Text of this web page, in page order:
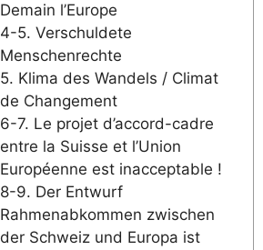
Demain l’Europe
4-5. Verschuldete
Menschenrechte
5. Klima des Wandels / Climat
de Changement
6-7. Le projet d’accord-cadre
entre la Suisse et l’Union
Européenne est inacceptable !
8-9. Der Entwurf
Rahmenabkommen zwischen
der Schweiz und Europa ist